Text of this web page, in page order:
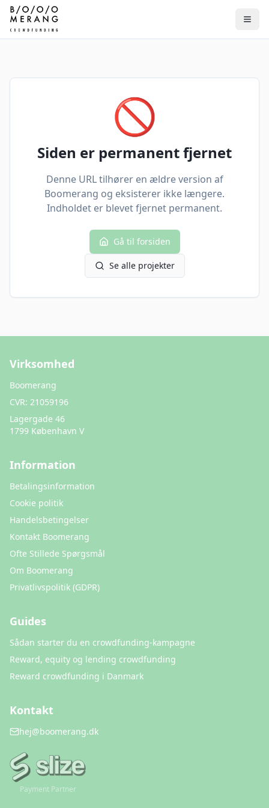
🚫
Siden er permanent fjernet
Denne URL tilhører en ældre version af
Boomerang og eksisterer ikke længere.
Indholdet er blevet fjernet permanent.
Gå til forsiden
Se alle projekter
Virksomhed
Boomerang
CVR: 21059196
Lagergade 46
1799 København V
Information
Betalingsinformation
Cookie politik
Handelsbetingelser
Kontakt Boomerang
Ofte Stillede Spørgsmål
Om Boomerang
Privatlivspolitik (GDPR)
Guides
Sådan starter du en crowdfunding-kampagne
Reward, equity og lending crowdfunding
Reward crowdfunding i Danmark
Kontakt
hej@boomerang.dk
Payment Partner